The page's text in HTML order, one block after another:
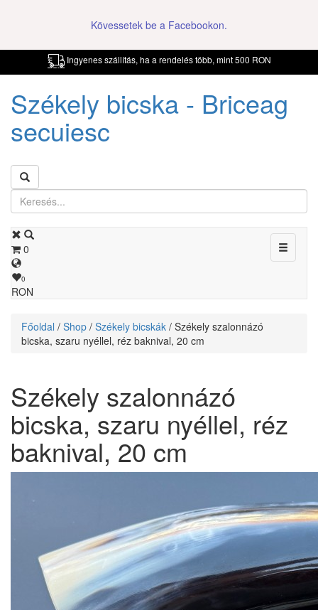
Kövessetek be a Facebookon.
Ingyenes szállítás, ha a rendelés több, mint 500 RON
Székely bicska - Briceag
secuiesc
Toggle
0
0
RON
Főoldal / Shop / Székely bicskák / Székely szalonnázó
bicska, szaru nyéllel, réz baknival, 20 cm
Székely szalonnázó
bicska, szaru nyéllel, réz
baknival, 20 cm